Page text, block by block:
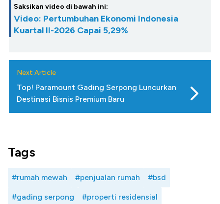
Saksikan video di bawah ini:
Video: Pertumbuhan Ekonomi Indonesia
Kuartal II-2026 Capai 5,29%
Next Article
Top! Paramount Gading Serpong Luncurkan
Destinasi Bisnis Premium Baru
Tags
#rumah mewah #penjualan rumah #bsd
#gading serpong #properti residensial